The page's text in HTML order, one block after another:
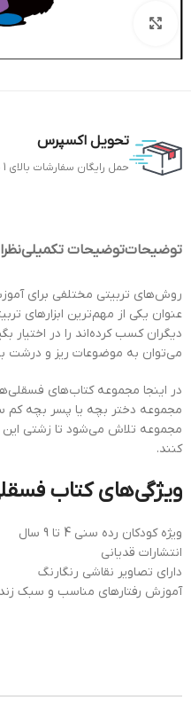
تحویل اکسپرس
حمل رایگان سفارشات بالای 1 میلیون تومان
توضیحاتتوضیحات تکمیلی
روش‌های تربیتی مختلفی برای
عنوان یکی از مهم‌ترین ابزارهای
دیگران کسب کرده‌اند را در
می‌توان به موضوعات ریز و درشت
مجموعه دختر بچه یا پسر بچه کم
مجموعه تلاش می‌شود تا زشتی این
کنند.
ویژگی‌های کتاب فسقلی‌ها 36
ویژه کودکان رده سنی 4 تا 9 سال
انتشارات قدیانی
دارای تصاویر نقاشی رنگارنگ
آموزش رفتارهای مناسب و سبک